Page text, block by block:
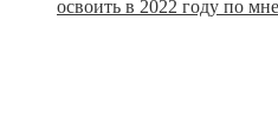
освоить в 2022 году по